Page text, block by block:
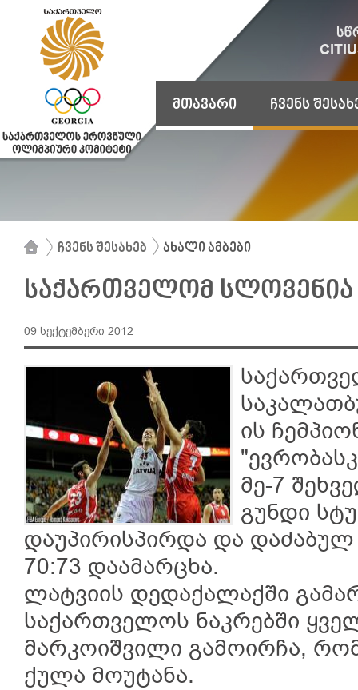
მთავარი ჩვენს
ჩვენს შესახებ ახალი ამბები
საქართველომ სლოვენია
09 სექტემბერი 2012
ის
მე-7
გუნდი
დაუპირისპირდა და
70:73 დაამარცხა.
ლატვიის დედაქალაქში
საქართველოს ნაკრებში
მარკოიშვილი გამოირჩა,
ქულა მოუტანა.